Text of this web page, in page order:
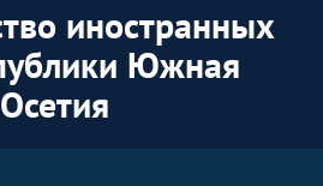
иностранных
Южная
Осетия